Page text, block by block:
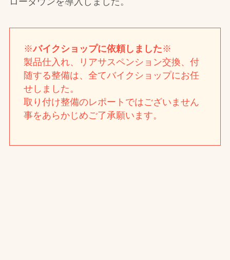
※バイクショップに依頼しました※
製品仕入れ、リアサスペンション交換、付
随する整備は、全てバイクショップにお任
せしました。
取り付け整備のレポートではございません
事をあらかじめご了承願います。